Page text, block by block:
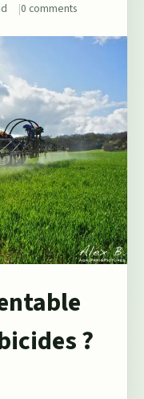
0 comments
?